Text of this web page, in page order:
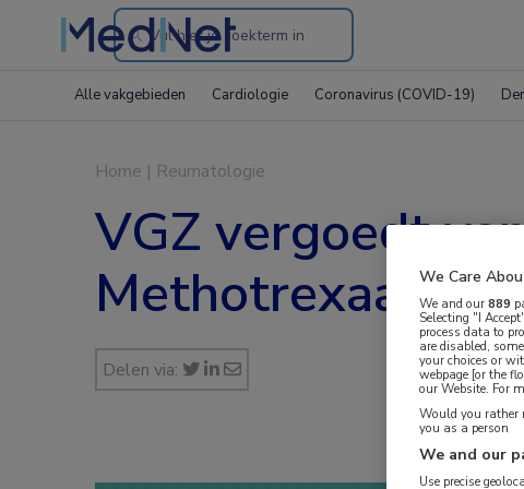
Search
the
Alle vakgebieden Cardiologie Coronavirus (COVID-19)
Home | Reumatologie
VGZ vergoedt
Delen via:
We Care
We and our889
Selecting "I
process data to
are disabled,
your choices or
webpage [or the
our Website. For
Would you rather
you as a person
We and our
Use precise